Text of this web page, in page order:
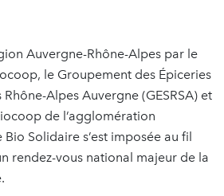
Auvergne-Rhône-Alpes par le
le Groupement des Épiceries
Alpes Auvergne (GESRSA) et
de l’agglomération
Solidaire s’est imposée au fil
rendez-vous national majeur de la